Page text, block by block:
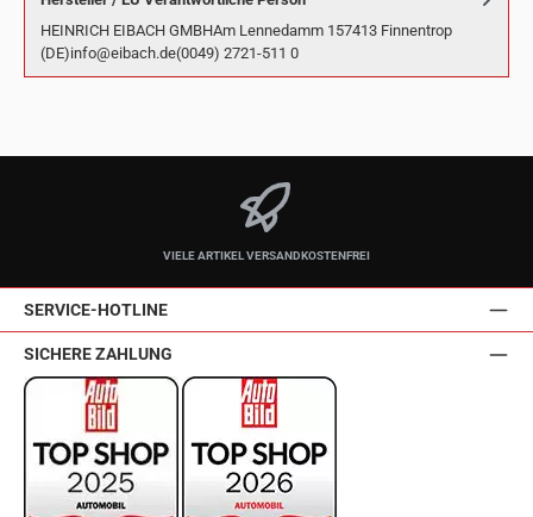
HEINRICH EIBACH GMBHAm Lennedamm 157413 Finnentrop
(DE)info@eibach.de(0049) 2721-511 0
VIELE ARTIKEL VERSANDKOSTENFREI
SERVICE-HOTLINE
SICHERE ZAHLUNG